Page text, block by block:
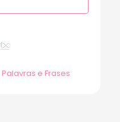
Palavras e Frases